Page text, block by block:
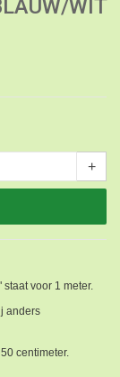
WIT
+
voor 1 meter.
anders
centimeter.